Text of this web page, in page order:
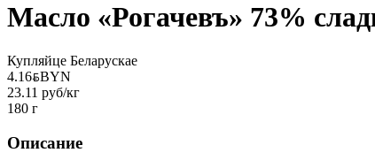
Масло «Рогачевъ» 73%
Купляйце Беларускае
4.16BYNBYN
23.11 руб/кг
180 г
Описание